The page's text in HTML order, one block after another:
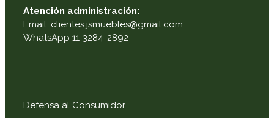
Atención administración:
Email: clientes.jsmuebles@gmail.com
WhatsApp 11-3284-2892
Defensa al Consumidor